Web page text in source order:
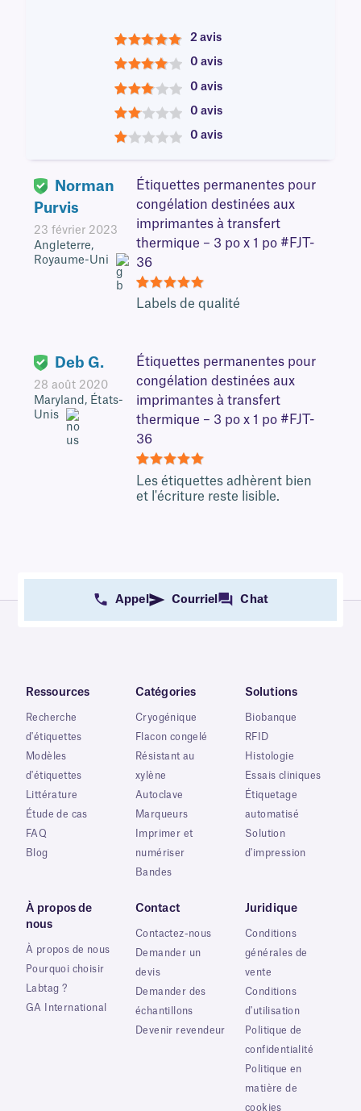
5
2 avis
4
0 avis
3
0 avis
2
0 avis
0 avis
Norman
Purvis
23 février 2023
Angleterre,
Royaume-Uni
Étiquettes permanentes pour
congélation destinées aux
imprimantes à transfert
thermique – 3 po x 1 po #FJT-
36
5Labels de qualité
Deb G.
28 août 2020
Maryland, États-
Unis
Étiquettes permanentes pour
congélation destinées aux
imprimantes à transfert
thermique – 3 po x 1 po #FJT-
36
5Les étiquettes adhèrent bien
et l'écriture reste lisible.
Appel Courriel Chat
Ressources
Recherche
d'étiquettes
Modèles
d'étiquettes
Littérature
Étude de cas
FAQ
Blog
Catégories
Cryogénique
Flacon congelé
Résistant au
xylène
Autoclave
Marqueurs
Imprimer et
numériser
Bandes
Solutions
Biobanque
RFID
Histologie
Essais cliniques
Étiquetage
automatisé
Solution
d'impression
À propos de
nous
À propos de nous
Pourquoi choisir
Labtag ?
GA International
Contact
Contactez-nous
Demander un
devis
Demander des
échantillons
Devenir revendeur
Juridique
Conditions
générales de
vente
Conditions
d'utilisation
Politique de
confidentialité
Politique en
matière de
cookies